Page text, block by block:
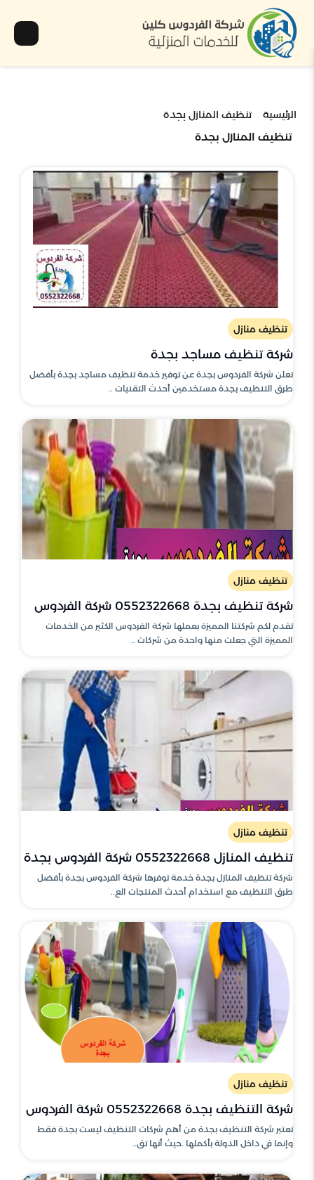
الرئيسية تنظيف المنازل بجدة
تنظيف المنازل بجدة
تنظيف منازل
شركة تنظيف مساجد بجدة
تعلن شركة الفردوس بجدة عن توفير خدمة تنظيف مساجد بجدة بأفضل
طرق التنظيف بجدة مستخدمين أحدث التقنيات ..
تنظيف منازل
شركة تنظيف بجدة 0552322668 شركة الفردوس
تقدم لكم شركتنا المميزة بعملها شركة الفردوس الكثير من الخدمات
المميزة التي جعلت منها واحدة من شركات ..
تنظيف منازل
تنظيف المنازل 0552322668 شركة الفردوس بجدة
شركة تنظيف المنازل بجدة خدمة توفرها شركة الفردوس بجدة بأفضل
طرق التنظيف مع استخدام أحدث المنتجات الع..
تنظيف منازل
شركة التنظيف بجدة 0552322668 شركة الفردوس
تعتبر شركة التنظيف بجدة من أهم شركات التنظيف ليست بجدة فقط
وإنما في داخل الدولة بأكملها .حيث أنها تق..